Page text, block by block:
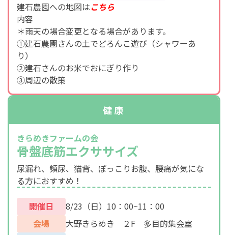
建石農園への地図はこちら
内容
＊雨天の場合変更となる場合があります。
①建石農園さんの土でどろんこ遊び（シャワーあ
り）
②建石さんのお米でおにぎり作り
③周辺の散策
健康
きらめきファームの会
骨盤底筋エクササイズ
尿漏れ、頻尿、猫背、ぽっこりお腹、腰痛が気にな
る方におすすめ！
開催日
8/23（日）10：00~11：00
会場
大野きらめき ２F 多目的集会室